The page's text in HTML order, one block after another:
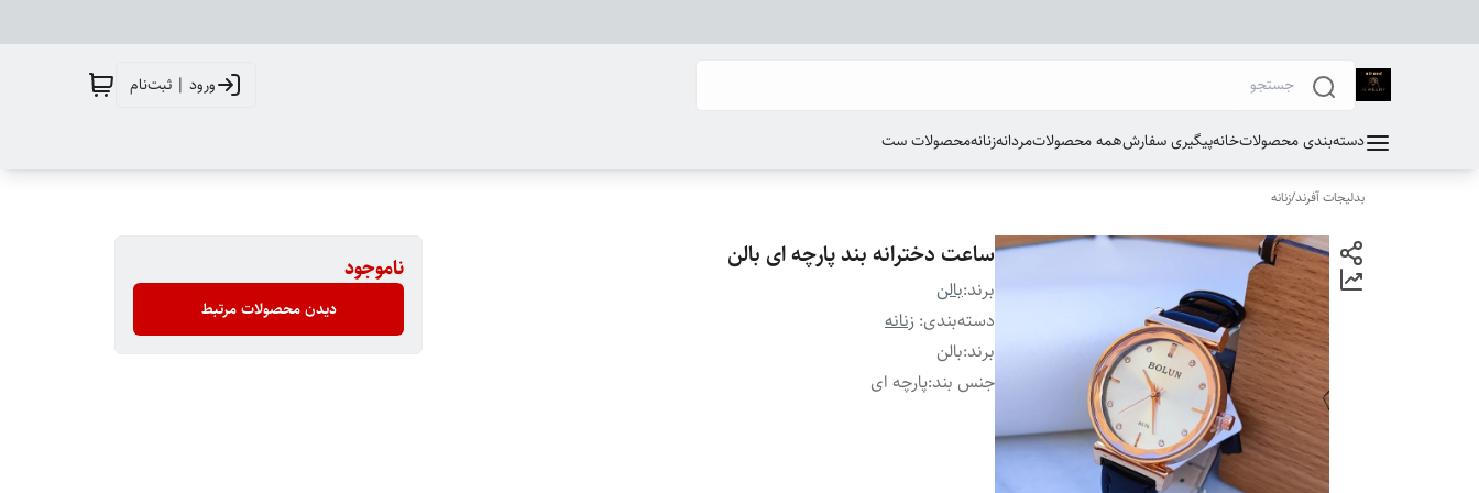
ورود | ثبت‌نام
دسته‌بندی محصولاتخانهپیگیری سفارشهمه محصولاتمردانهزنانهمحصولات ست
بدلیجات آفرند/زنانه
ساعت دخترانه بند پارچه ای بالن
برند:بالن
دسته‌بندی: زنانه
برند:بالن
جنس بند:پارچه ای
ناموجود
دیدن محصولات مرتبط